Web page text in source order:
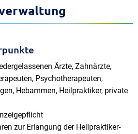
Ärzte, Zahnärzte,
Psychotherapeuten,
Hebammen, Heilpraktiker, private
zur Erlangung der Heilpraktiker-